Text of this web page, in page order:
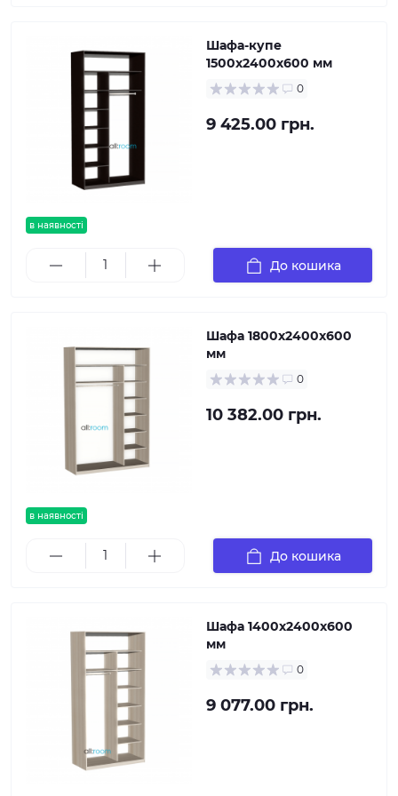
в наявності
Шафа-купе
1500х2400х600 мм
0
9 425.00 грн.
До кошика
в наявності
Шафа 1800х2400х600
мм
0
10 382.00 грн.
До кошика
Шафа 1400х2400х600
мм
0
9 077.00 грн.